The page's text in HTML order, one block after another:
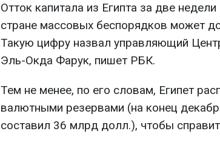
Отток капитала из Египта за две
стране массовых беспорядков может
Такую цифру назвал управляющий
Эль-Окда Фарук, пишет РБК.
Тем не менее, по его словам, Египет
валютными резервами (на конец
составил 36 млрд долл.), чтобы